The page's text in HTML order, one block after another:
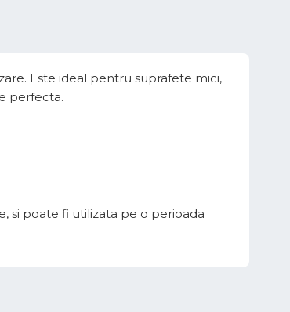
Este ideal pentru suprafete mici,
perfecta.
si poate fi utilizata pe o perioada